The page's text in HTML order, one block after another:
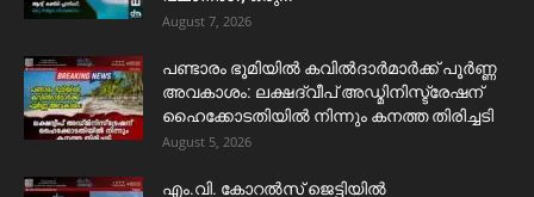
August 7, 2026
പണ്ടാരം ഭൂമിയിൽ കവിൽദാർമാർക്ക് പൂർണ്ണ
അവകാശം: ലക്ഷദ്വീപ് അഡ്മിനിസ്ട്രേഷന്
ഹൈക്കോടതിയിൽ നിന്നും കനത്ത തിരിച്ചടി
August 5, 2026
​എം.വി. കോറൽസ് ജെട്ടിയിൽ